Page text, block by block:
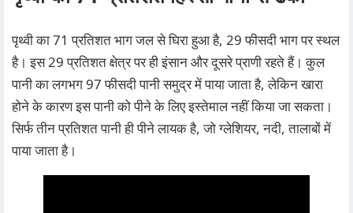
पृथ्वी का 71 प्रतिशत भाग जल से घिरा हुआ है, 29 फीसदी भाग पर स्थल
है। इस 29 प्रतिशत क्षेत्र पर ही इंसान और दूसरे प्राणी रहते हैं। कुल
पानी का लगभग 97 फीसदी पानी समुद्र में पाया जाता है, लेकिन खारा
होने के कारण इस पानी को पीने के लिए इस्तेमाल नहीं किया जा सकता।
सिर्फ ​तीन प्रतिशत पानी ही पीने लायक है, जो ग्लेशियर, नदी, तालाबों में
पाया जाता है।